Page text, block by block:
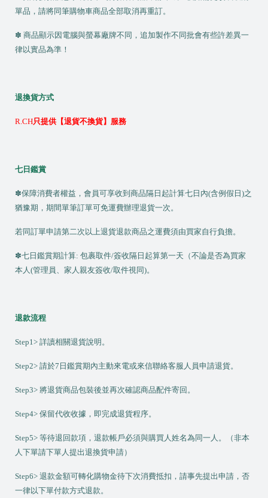
單品，請將同筆購物車商品全部取消再重訂。
✽ 商品顯示因電腦與螢幕廠牌不同，追加製作不同批會有些許差異一
律以實品為準！
退換貨方式
R.CH只提供【退貨不換貨】服務
七日鑑賞
✽保障消費者權益，會員可享收到商品隔日起計算七日內(含例假日)之
猶豫期，期間單筆訂單可免運費辦理退貨一次。
若同訂單申請第二次以上退貨退款商品之運費須由買家自行負擔。
✽七日鑑賞期計算: 包裹取件/簽收隔日起算第一天（不論是否為買家
本人(管理員、家人親友簽收/取件視同)。
退款流程
Step1> 詳讀相關退貨說明。
Step2> 請於7 日鑑賞期內主動來電或來信聯絡客服人員申請退貨。
Step3> 將退貨商品包裝後並再次確認商品配件寄回。
Step4> 保留代收收據，即完成退貨程序。
Step5> 等待退回款項，退款帳戶必須與購買人姓名為同一人。（非本
人下單請下單人提出退換貨申請）
Step6> 退款金額可轉化購物金待下次消費抵扣，請事先提出申請，否
一律以下單付款方式退款。